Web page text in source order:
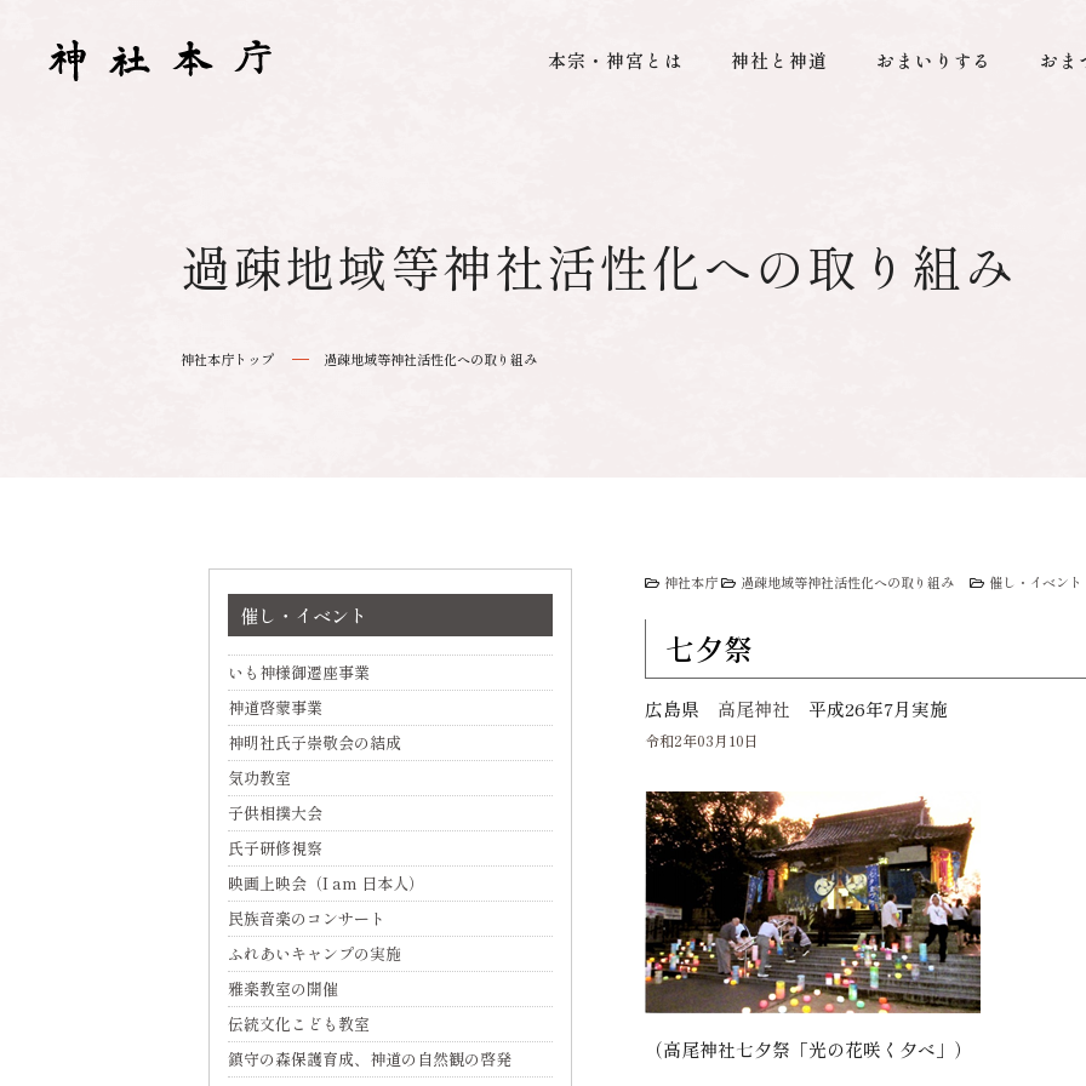
本宗・神宮とは 神社と神道 おまいりする おま
過疎地域等神社活性化への取り組み
神社本庁トップ 過疎地域等神社活性化への取り組み
神社本庁 過疎地域等神社活性化への取り組み 催し・イベント
七夕祭
広島県 高尾神社 平成26年7月実施
令和2年03月10日
（高尾神社七夕祭「光の花咲く夕べ」）
催し・イベント
いも神様御遷座事業
神道啓蒙事業
神明社氏子崇敬会の結成
気功教室
子供相撲大会
氏子研修視察
映画上映会（I am 日本人）
民族音楽のコンサート
ふれあいキャンプの実施
雅楽教室の開催
伝統文化こども教室
鎮守の森保護育成、神道の自然観の啓発